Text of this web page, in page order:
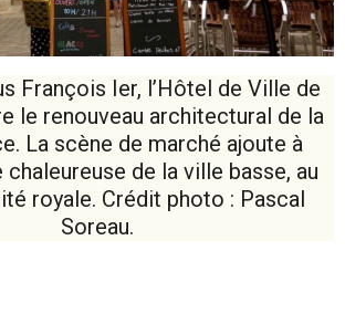
François Ier, l’Hôtel de Ville de
le renouveau architectural de la
La scène de marché ajoute à
chaleureuse de la ville basse, au
royale. Crédit photo : Pascal
Soreau.